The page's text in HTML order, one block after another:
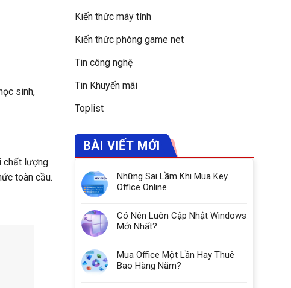
sinh,
chất lượng
toàn cầu.
Kiến thức máy tính
Kiến thức phòng game net
Tin công nghệ
Tin Khuyến mãi
Toplist
BÀI VIẾT MỚI
Những Sai Lầm Khi Mua Key
Office Online
Có Nên Luôn Cập Nhật Windows
Mới Nhất?
Mua Office Một Lần Hay Thuê
Bao Hàng Năm?